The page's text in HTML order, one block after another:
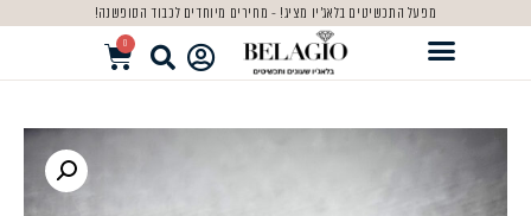
מפעל התכשיטים בלאג'יו מציג! - מחירים מיוחדים לכבוד הסופשנה!
0